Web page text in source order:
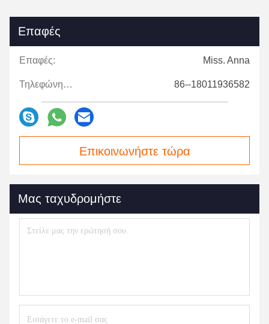
Επαφές
Επαφές: Miss. Anna
Τηλεφώνημα: 86--18011936582
Επικοινωνήστε τώρα
Μας ταχυδρομήστε